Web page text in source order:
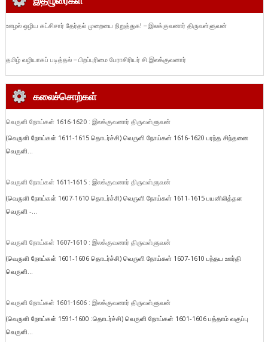
ஊழல் ஒழிய கட்சிசார் தேர்தல் முறையை நிறுத்துக! – இலக்குவனார் திருவள்ளுவன்
தமிழ் வழியாகப் படித்தல் – பிறப்புரிமை பேராசிரியர் சி.இலக்குவனார்
கலைச்சொற்கள்
வெருளி நோய்கள் 1616-1620 : இலக்குவனார் திருவள்ளுவன்
(வெருளி நோய்கள் 1611-1615 தொடர்ச்சி) வெருளி நோய்கள் 1616-1620 பரந்த சிந்தனை
வெருளி...
வெருளி நோய்கள் 1611-1615 : இலக்குவனார் திருவள்ளுவன்
(வெருளி நோய்கள் 1607-1610 தொடர்ச்சி) வெருளி நோய்கள் 1611-1615 பயனிலித்தள
வெருளி -...
வெருளி நோய்கள் 1607-1610 : இலக்குவனார் திருவள்ளுவன்
(வெருளி நோய்கள் 1601-1606 தொடர்ச்சி) வெருளி நோய்கள் 1607-1610 பந்தய ஊர்தி
வெருளி...
வெருளி நோய்கள் 1601-1606 : இலக்குவனார் திருவள்ளுவன்
(வெருளி நோய்கள் 1591-1600 :தொடர்ச்சி) வெருளி நோய்கள் 1601-1606 பத்தாம் வகுப்பு
வெருளி...